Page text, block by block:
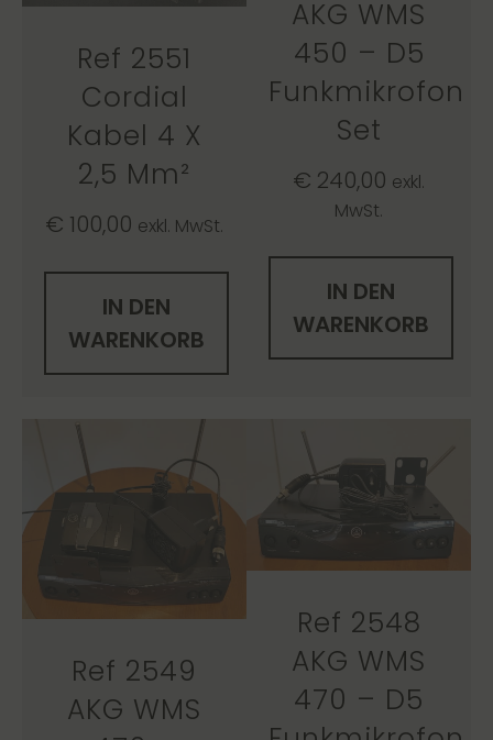
Ref 2551
Cordial
Kabel 4 X
2,5 Mm²
€ 100,00 exkl. MwSt.
IN DEN
WARENKORB
AKG WMS
450 – D5
Funkmikrofon
Set
€ 240,00 exkl.
MwSt.
IN DEN
WARENKORB
Ref 2549
AKG WMS
Ref 2548
AKG WMS
470 – D5